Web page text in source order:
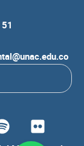
S
p
F
l